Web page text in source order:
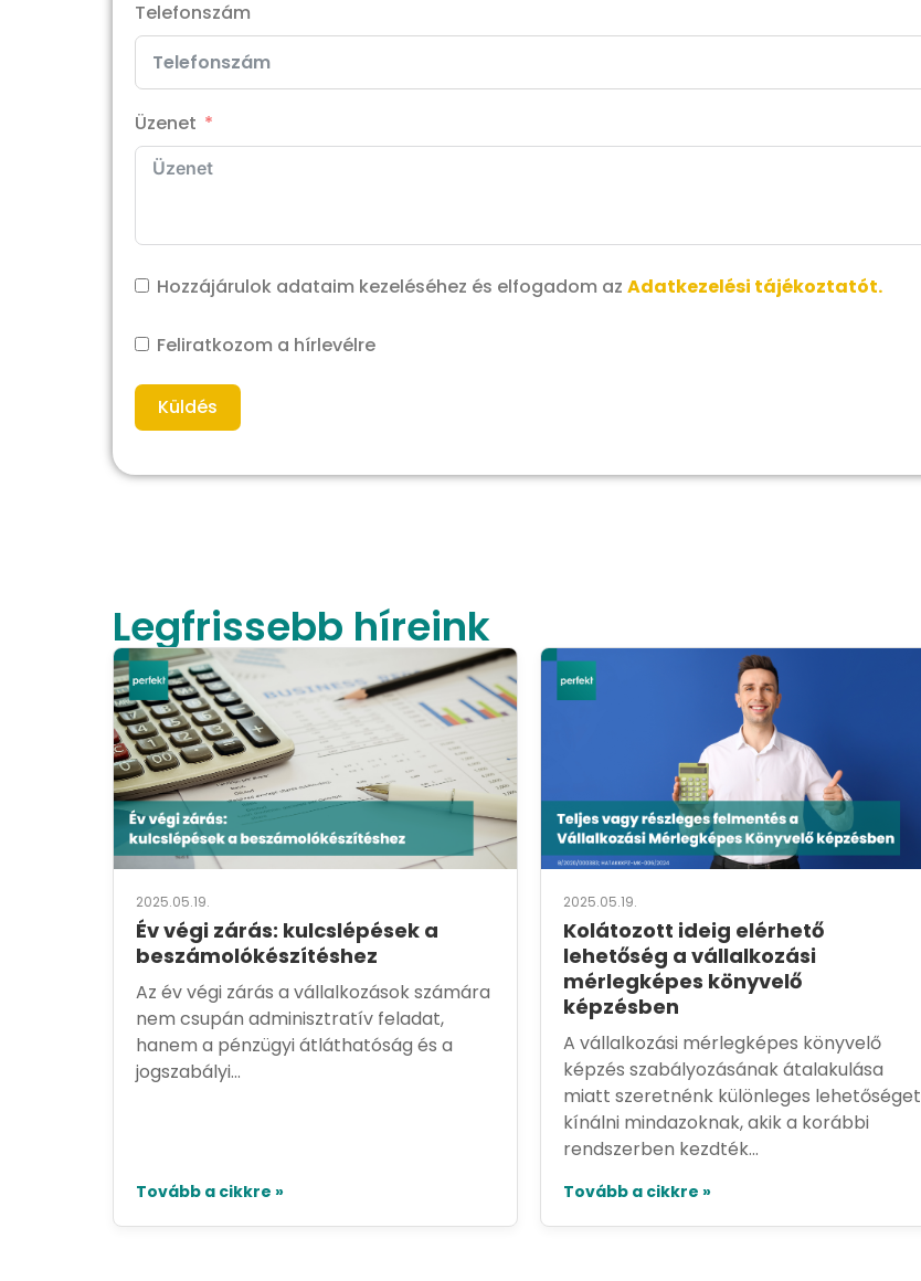
Telefonszám
Üzenet
Hozzájárulok adataim kezeléséhez és elfogadom az Adatkezelési tájékoztatót.
Feliratkozom a hírlevélre
Küldés
Legfrissebb híreink
2025.05.19.
Év végi zárás: kulcslépések a
beszámolókészítéshez
Az év végi zárás a vállalkozások számára
nem csupán adminisztratív feladat,
hanem a pénzügyi átláthatóság és a
jogszabályi...
Tovább a cikkre »
2025.05.19.
Kolátozott ideig elérhető
lehetőség a vállalkozási
mérlegképes könyvelő
képzésben
A vállalkozási mérlegképes könyvelő
képzés szabályozásának átalakulása
miatt szeretnénk különleges lehetőséget
kínálni mindazoknak, akik a korábbi
rendszerben kezdték...
Tovább a cikkre »